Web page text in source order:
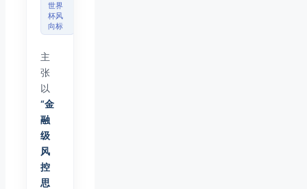
世界
杯风
向标
主
张
以
“金
融
级
风
控
思